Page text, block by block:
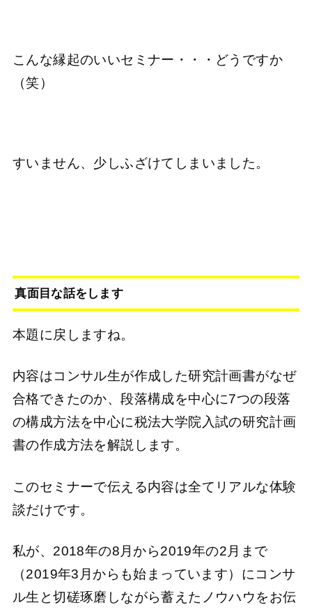
こんな縁起のいいセミナー・・・どうですか
（笑）
すいません、少しふざけてしまいました。
真面目な話をします
本題に戻しますね。
内容はコンサル生が作成した研究計画書がなぜ
合格できたのか、段落構成を中心に7つの段落
の構成方法を中心に税法大学院入試の研究計画
書の作成方法を解説します。
このセミナーで伝える内容は全てリアルな体験
談だけです。
私が、2018年の8月から2019年の2月まで
（2019年3月からも始まっています）にコンサ
ル生と切磋琢磨しながら蓄えたノウハウをお伝